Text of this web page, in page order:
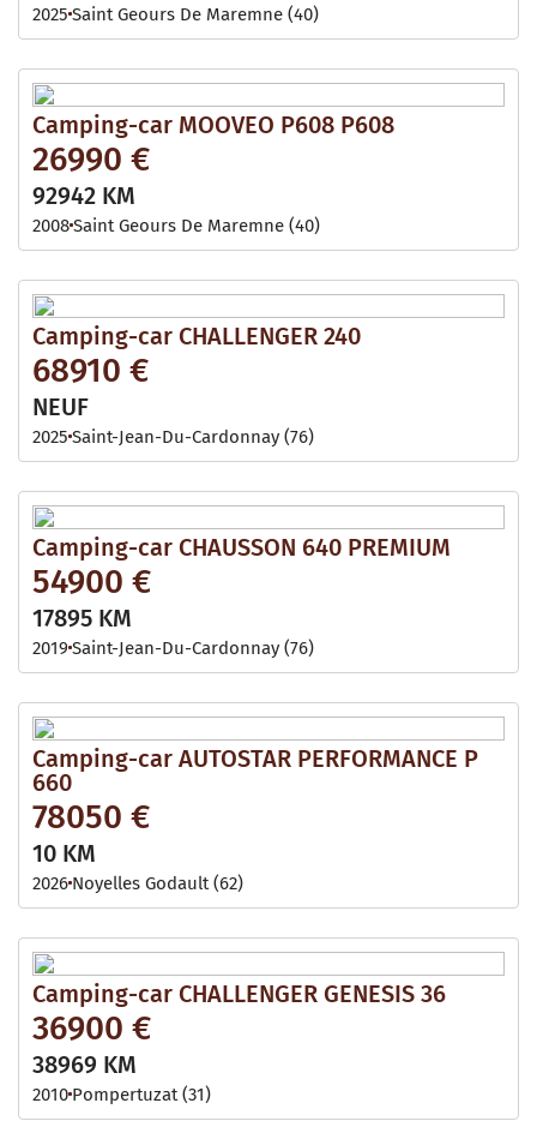
2025 Saint Geours De Maremne (40)
Camping-car MOOVEO P608 P608
26990 €
92942 KM
2008Saint Geours De Maremne (40)
Camping-car CHALLENGER 240
68910 €
NEUF
2025 Saint-Jean-Du-Cardonnay (76)
Camping-car CHAUSSON 640 PREMIUM
54900 €
17895 KM
2019 Saint-Jean-Du-Cardonnay (76)
Camping-car AUTOSTAR PERFORMANCE P
660
78050 €
10 KM
2026 Noyelles Godault (62)
Camping-car CHALLENGER GENESIS 36
36900 €
38969 KM
2010 Pompertuzat (31)